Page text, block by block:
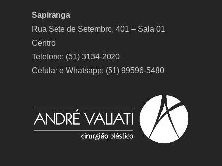
Sapiranga
Rua Sete de Setembro, 401 – Sala 01
Centro
Telefone: (51) 3134-2020
Celular e Whatsapp: (51) 99596-5480